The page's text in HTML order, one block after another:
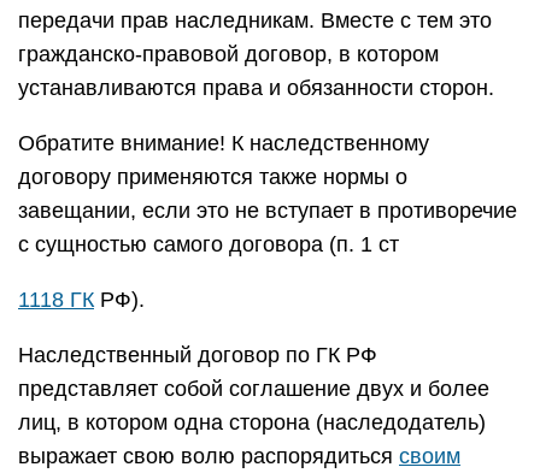
передачи прав наследникам. Вместе с тем это
гражданско-правовой договор, в котором
устанавливаются права и обязанности сторон.
Обратите внимание! К наследственному
договору применяются также нормы о
завещании, если это не вступает в противоречие
с сущностью самого договора (п. 1 ст
1118 ГКРФ).
Наследственный договор по ГК РФ
представляет собой соглашение двух и более
лиц, в котором одна сторона (наследодатель)
выражает свою волю распорядиться своим